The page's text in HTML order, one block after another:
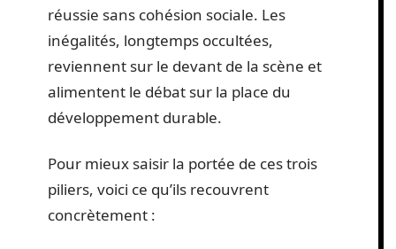
réussie sans cohésion sociale. Les
inégalités, longtemps occultées,
reviennent sur le devant de la scène et
alimentent le débat sur la place du
développement durable.
Pour mieux saisir la portée de ces trois
piliers, voici ce qu’ils recouvrent
concrètement :